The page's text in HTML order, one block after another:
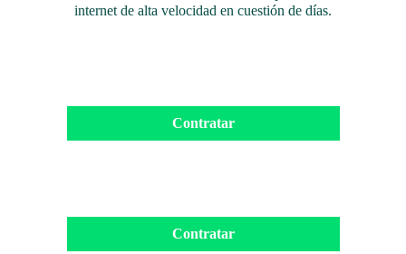
internet de alta velocidad en cuestión de días.
Contratar
Contratar